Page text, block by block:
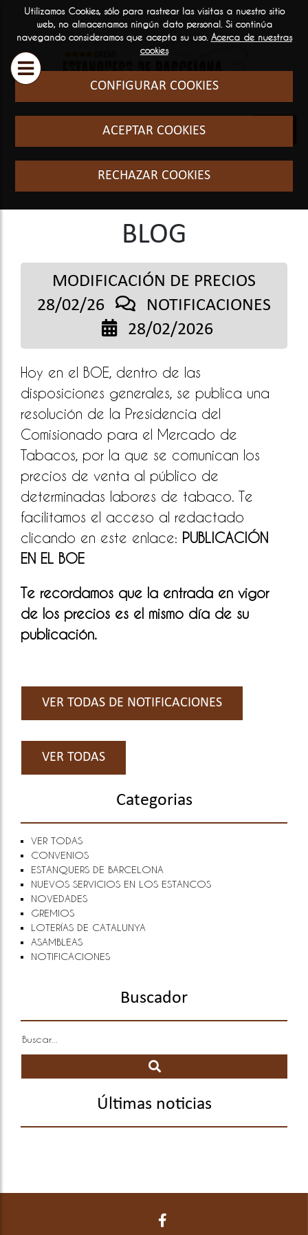
Utilizamos Cookies, sólo para rastrear las visitas a nuestro sitio
web, no almacenamos ningún dato personal. Si continúa
navegando consideramos que acepta su uso. Acerca de nuestras
cookies
CONFIGURAR COOKIES
ACEPTAR COOKIES
RECHAZAR COOKIES
ESTANQUEROS
y filosofia
somos
SERVICIOS
El sector
BLOG
MODIFICACIÓN DE PRECIOS
28/02/26
NOTIFICACIONES
28/02/2026
Hoy en el BOE, dentro de las
disposiciones generales, se publica una
resolución de la Presidencia del
Comisionado para el Mercado de
Tabacos, por la que se comunican los
precios de venta al público de
determinadas labores de tabaco. Te
facilitamos el acceso al redactado
clicando en este enlace: PUBLICACIÓN
EN EL BOE
Te recordamos que la entrada en vigor
de los precios es el mismo día de su
publicación.
VER TODAS DE NOTIFICACIONES
VER TODAS
Categorias
VER TODAS
CONVENIOS
ESTANQUERS DE BARCELONA
NUEVOS SERVICIOS EN LOS ESTANCOS
NOVEDADES
GREMIOS
LOTERÍAS DE CATALUNYA
ASAMBLEAS
NOTIFICACIONES
Buscador
Últimas noticias